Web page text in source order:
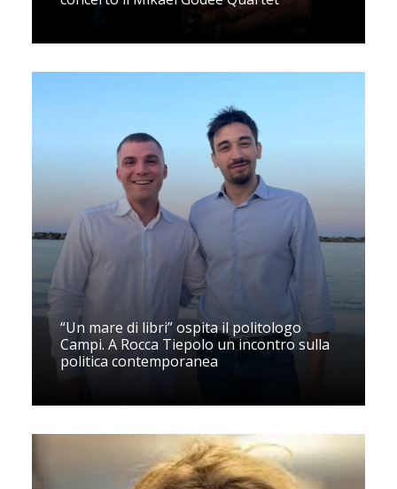
“Un mare di libri” ospita il politologo
Campi. A Rocca Tiepolo un incontro sulla
politica contemporanea